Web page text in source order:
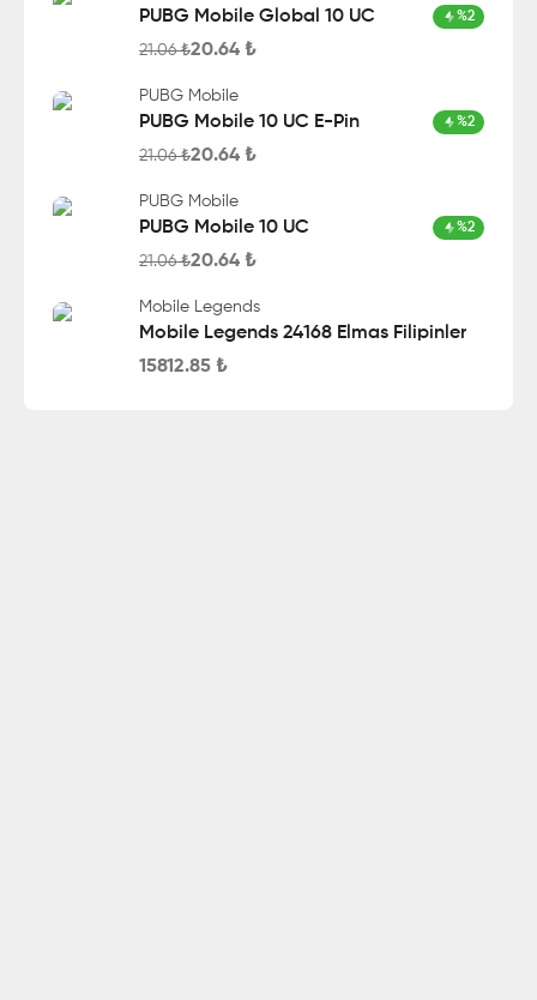
PUBG Mobile Global 10 UC %2
21.06₺20.64 ₺
PUBG Mobile
PUBG Mobile 10 UC E-Pin %2
21.06₺20.64 ₺
PUBG Mobile
PUBG Mobile 10 UC %2
21.06₺20.64 ₺
Mobile Legends
Mobile Legends 24168 Elmas Filipinler
15812.85 ₺